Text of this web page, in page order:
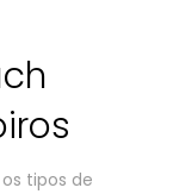
tipos de